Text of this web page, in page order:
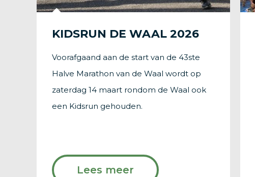
KIDSRUN DE WAAL 2026
Voorafgaand aan de start van de 43ste
Halve Marathon van de Waal wordt op
zaterdag 14 maart rondom de Waal ook
een Kidsrun gehouden.
Lees meer